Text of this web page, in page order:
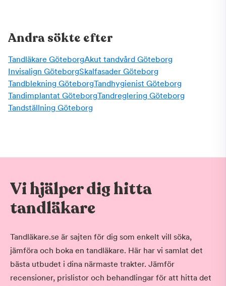
Andra sökte efter
Tandläkare GöteborgAkut tandvård Göteborg
Invisalign GöteborgSkalfasader Göteborg
Tandblekning GöteborgTandhygienist Göteborg
Tandimplantat GöteborgTandreglering Göteborg
Tandställning Göteborg
Vi hjälper dig hitta
tandläkare
Tandläkare.se är sajten för dig som enkelt vill söka,
jämföra och boka en tandläkare. Här har vi samlat det
bästa utbudet i dina närmaste trakter. Jämför
recensioner, prislistor och behandlingar för att hitta det